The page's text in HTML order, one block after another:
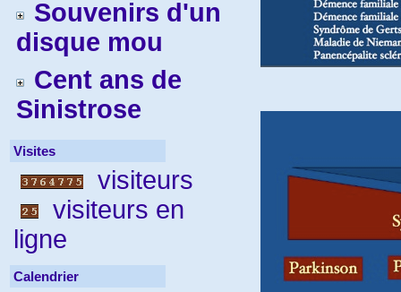
Souvenirs d'un
disque mou
Cent ans de
Sinistrose
Visites
visiteurs
visiteurs en
ligne
Calendrier